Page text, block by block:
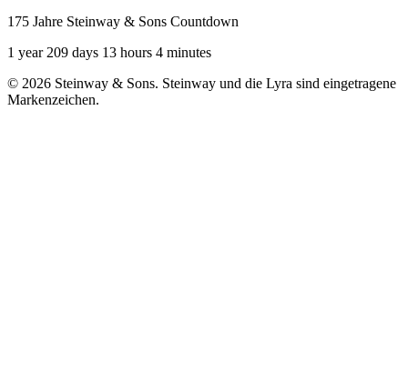
175 Jahre Steinway & Sons Countdown
1 year 209 days 13 hours 4 minutes
© 2026 Steinway & Sons. Steinway und die Lyra sind eingetragene
Markenzeichen.